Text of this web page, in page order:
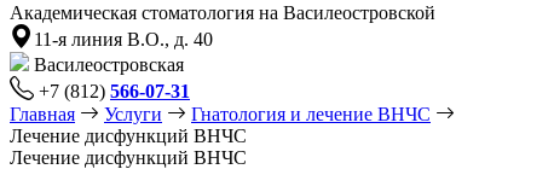
Академическая стоматология на Василеостровской
11-я линия В.О., д. 40
Василеостровская
+7 (812) 566-07-31
Главная
Услуги
Гнатология и лечение ВНЧС
Лечение дисфункций ВНЧС
Лечение дисфункций ВНЧС